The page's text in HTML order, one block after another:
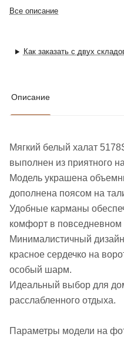
Все описание
Как заказать с двух
Описание
Мягкий белый халат
выполнен из приятного
Модель украшена
дополнена поясом на
Удобные карманы
комфорт в повседневном
Минималистичный
красное сердечко на
особый шарм.
Идеальный выбор для
расслабленного отдыха.
Параметры модели на